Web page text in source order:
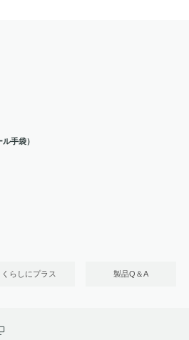
手袋）
くらしにプラス 製品Q＆A